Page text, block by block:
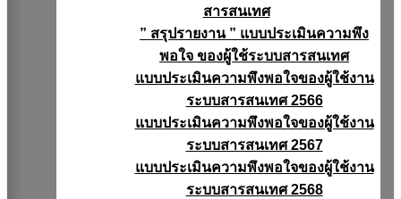
สารสนเทศ
” สรุปรายงาน ” แบบประเมินความพึง
พอใจ ของผู้ใช้ระบบสารสนเทศ
แบบประเมินความพึงพอใจของผู้ใช้งาน
ระบบสารสนเทศ 2566
แบบประเมินความพึงพอใจของผู้ใช้งาน
ระบบสารสนเทศ 2567
แบบประเมินความพึงพอใจของผู้ใช้งาน
ระบบสารสนเทศ 2568